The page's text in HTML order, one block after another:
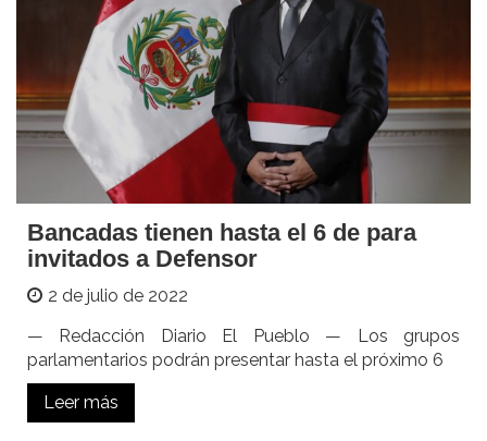
Bancadas tienen hasta el 6 de para
invitados a Defensor
2 de julio de 2022
— Redacción Diario El Pueblo — Los grupos
parlamentarios podrán presentar hasta el próximo 6
Leer más